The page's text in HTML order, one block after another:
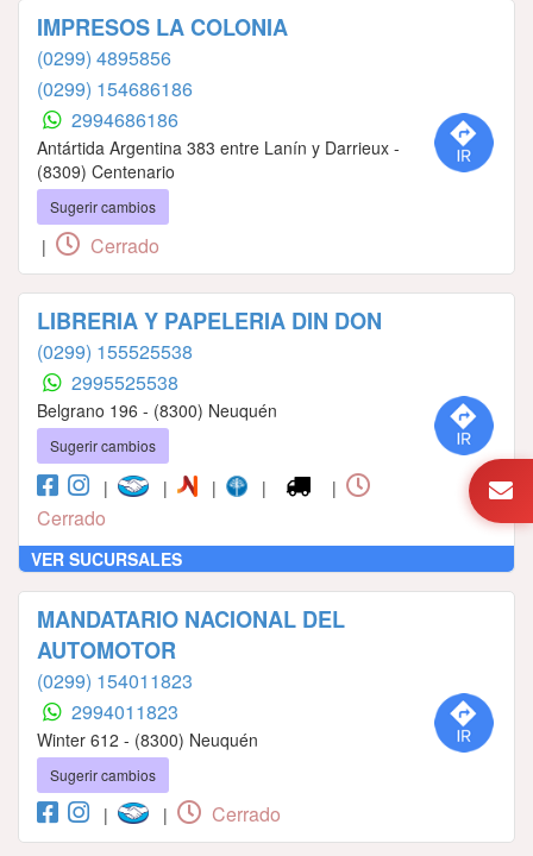
IMPRESOS LA COLONIA
(0299) 4895856
(0299) 154686186
2994686186
Antártida Argentina 383 entre Lanín y Darrieux -
(8309) Centenario
Sugerir cambios
| Cerrado
LIBRERIA Y PAPELERIA DIN DON
(0299) 155525538
2995525538
Belgrano 196 - (8300) Neuquén
Sugerir cambios
| | | | |
Cerrado
VER SUCURSALES
MANDATARIO NACIONAL DEL
AUTOMOTOR
(0299) 154011823
2994011823
Winter 612 - (8300) Neuquén
Sugerir cambios
| | Cerrado